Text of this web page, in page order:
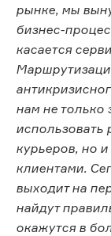
рынке, мы
бизнес-
касается
нам не только
использовать
курьеров, но
клиентами.
выходит на
найдут
окажутся в